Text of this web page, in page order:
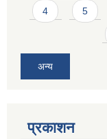
4 5
अन्य
प्रकाशन